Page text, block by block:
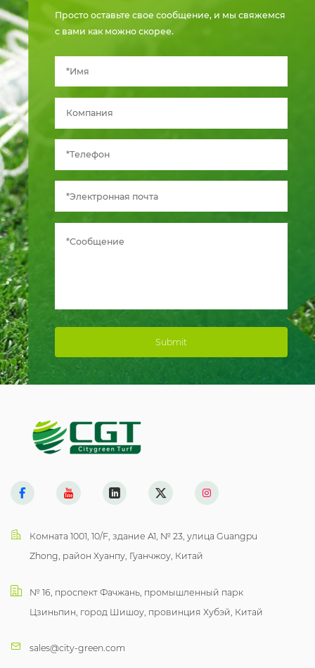
Просто оставьте свое сообщение, и мы свяжемся
с вами как можно скорее.
Submit
Комната 1001, 10/F, здание A1, № 23, улица Guangpu
Zhong, район Хуанпу, Гуанчжоу, Китай
№ 16, проспект Фачжань, промышленный парк
Цзиньпин, город Шишоу, провинция Хубэй, Китай
sales@city-green.com